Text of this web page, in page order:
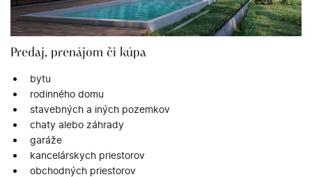
Predaj, prenájom či kúpa
bytu
rodinného domu
stavebných a iných pozemkov
chaty alebo záhrady
garáže
kancelárskych priestorov
obchodných priestorov